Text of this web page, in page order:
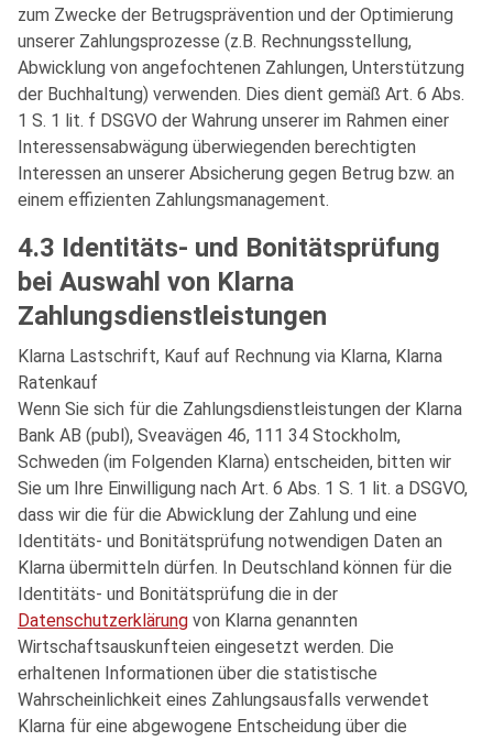
zum Zwecke der Betrugsprävention und der Optimierung
unserer Zahlungsprozesse (z.B. Rechnungsstellung,
Abwicklung von angefochtenen Zahlungen, Unterstützung
der Buchhaltung) verwenden. Dies dient gemäß Art. 6 Abs.
1 S. 1 lit. f DSGVO der Wahrung unserer im Rahmen einer
Interessensabwägung überwiegenden berechtigten
Interessen an unserer Absicherung gegen Betrug bzw. an
einem effizienten Zahlungsmanagement.
4.3 Identitäts- und Bonitätsprüfung
bei Auswahl von Klarna
Zahlungsdienstleistungen
Klarna Lastschrift, Kauf auf Rechnung via Klarna, Klarna
Ratenkauf
Wenn Sie sich für die Zahlungsdienstleistungen der Klarna
Bank AB (publ), Sveavägen 46, 111 34 Stockholm,
Schweden (im Folgenden Klarna) entscheiden, bitten wir
Sie um Ihre Einwilligung nach Art. 6 Abs. 1 S. 1 lit. a DSGVO,
dass wir die für die Abwicklung der Zahlung und eine
Identitäts- und Bonitätsprüfung notwendigen Daten an
Klarna übermitteln dürfen. In Deutschland können für die
Identitäts- und Bonitätsprüfung die in der
Datenschutzerklärung von Klarna genannten
Wirtschaftsauskunfteien eingesetzt werden. Die
erhaltenen Informationen über die statistische
Wahrscheinlichkeit eines Zahlungsausfalls verwendet
Klarna für eine abgewogene Entscheidung über die